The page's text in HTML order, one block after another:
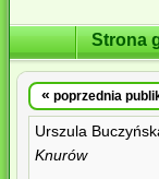
Strona
« poprzednia
Urszula
Knurów